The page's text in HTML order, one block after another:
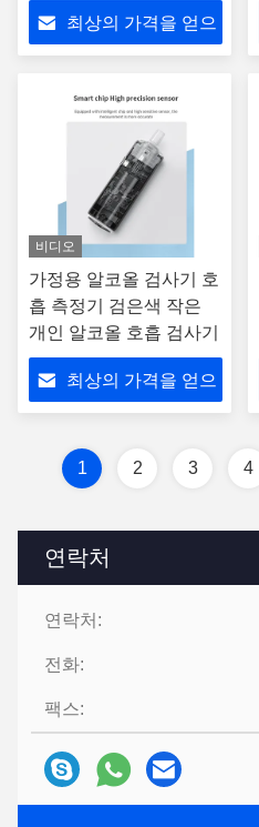
연락처
연락처:
전화:
팩스:
최상의 가격을 얻으
비디오
가정용 알코올 검사기 호
흡 측정기 검은색 작은
개인 알코올 호흡 검사기
최상의 가격을 얻으
1 2 3 4